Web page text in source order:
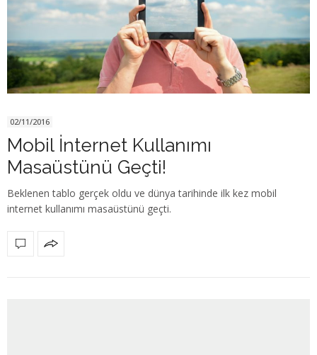
02/11/2016
Mobil İnternet Kullanımı
Masaüstünü Geçti!
Beklenen tablo gerçek oldu ve dünya tarihinde ilk kez mobil
internet kullanımı masaüstünü geçti.